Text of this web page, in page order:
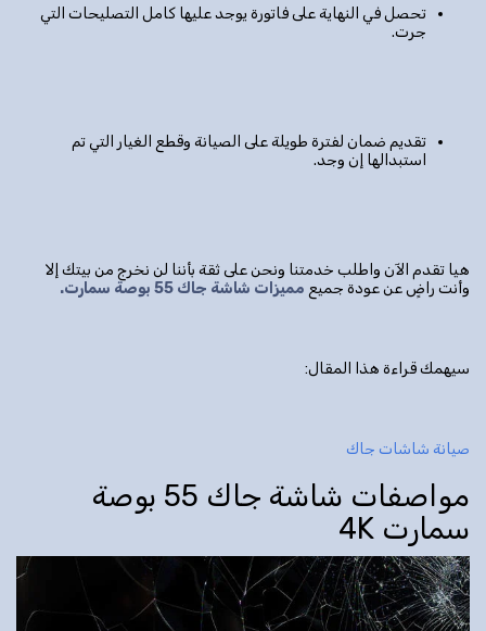
تحصل في النهاية على فاتورة يوجد عليها كامل التصليحات التي
جرت.
تقديم ضمان لفترة طويلة على الصيانة وقطع الغيار التي تم
استبدالها إن وجد.
هيا تقدم الآن واطلب خدمتنا ونحن على ثقة بأننا لن نخرج من بيتك إلا
وأنت راضٍ عن عودة جميع مميزات شاشة جاك 55 بوصة سمارت.
سيهمك قراءة هذا المقال:
صيانة شاشات جاك
مواصفات شاشة جاك 55 بوصة
سمارت 4K